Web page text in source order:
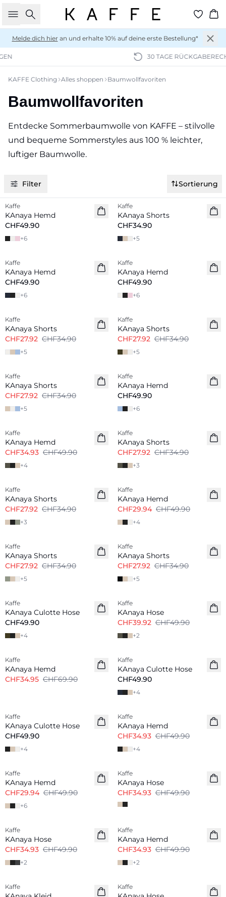
Suche
Melde dich hieran und erhalte 10% auf deine erste Bestellung*
30 TAGE RÜCKGABERECHT
KAFFE Clothing Alles shoppen Baumwollfavoriten
Baumwollfavoriten
Entdecke Sommerbaumwolle von KAFFE – stilvolle
und bequeme Sommerstyles aus 100 % leichter,
luftiger Baumwolle.
Filter Sortierung
Kaffe
KAnaya Hemd
CHF49.90
+6
Kaffe
KAnaya Shorts
CHF34.90
+5
Kaffe
KAnaya Hemd
CHF49.90
+6
Kaffe
KAnaya Hemd
CHF49.90
+6
Kaffe
KAnaya Shorts
CHF27.92 CHF34.90
+5
Kaffe
KAnaya Shorts
CHF27.92 CHF34.90
+5
Kaffe
KAnaya Shorts
CHF27.92 CHF34.90
+5
Kaffe
KAnaya Hemd
CHF49.90
+6
Kaffe
KAnaya Hemd
CHF34.93 CHF49.90
+4
Kaffe
KAnaya Shorts
CHF27.92 CHF34.90
+3
Kaffe
KAnaya Shorts
CHF27.92 CHF34.90
+3
Kaffe
KAnaya Hemd
CHF29.94 CHF49.90
+4
Kaffe
KAnaya Shorts
CHF27.92 CHF34.90
+5
Kaffe
KAnaya Shorts
CHF27.92 CHF34.90
+5
Kaffe
KAnaya Culotte Hose
CHF49.90
+4
Kaffe
KAnaya Hose
CHF39.92 CHF49.90
+2
Kaffe
KAnaya Hemd
CHF34.95 CHF69.90
Kaffe
KAnaya Culotte Hose
CHF49.90
+4
Kaffe
KAnaya Culotte Hose
CHF49.90
+4
Kaffe
KAnaya Hemd
CHF34.93 CHF49.90
+4
Kaffe
KAnaya Hemd
CHF29.94 CHF49.90
+6
Kaffe
KAnaya Hose
CHF34.93 CHF49.90
Kaffe
KAnaya Hose
CHF34.93 CHF49.90
+2
Kaffe
KAnaya Hemd
CHF34.93 CHF49.90
+2
Kaffe Kaffe